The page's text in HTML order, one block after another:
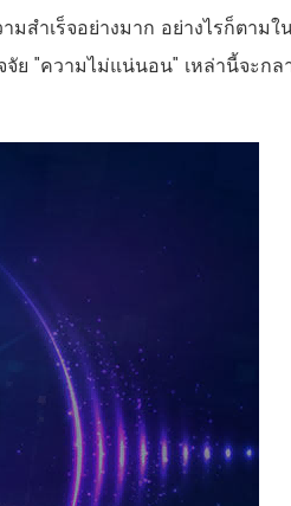
ำเร็จอย่างมาก อย่างไรก็ตาม
"ความไม่แน่นอน" เหล่านี้จะกล